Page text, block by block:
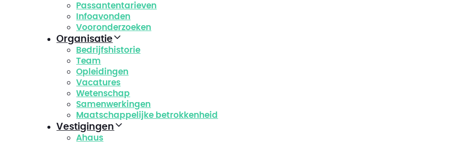
Passantentarieven
Infoavonden
Vooronderzoeken
Organisatie
Bedrijfshistorie
Team
Opleidingen
Vacatures
Wetenschap
Samenwerkingen
Maatschappelijke betrokkenheid
Vestigingen
Ahaus